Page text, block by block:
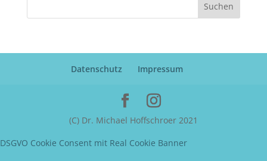
Suchen
Datenschutz Impressum
(C) Dr. Michael Hoffschroer 2021
DSGVO Cookie Consent mit Real Cookie Banner